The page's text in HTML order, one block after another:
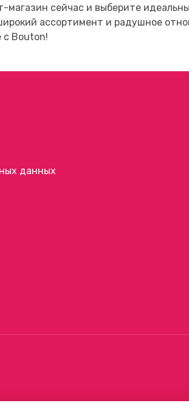
сейчас и выберите
ассортимент и радушное
с Bouton!
данных